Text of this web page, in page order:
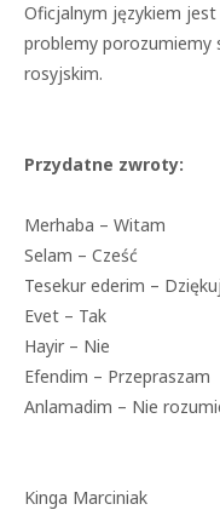
Oficjalnym językiem
problemy porozumiemy
rosyjskim.
Przydatne zwroty:
Merhaba – Witam
Selam – Cześć
Tesekur ederim –
Evet – Tak
Hayir – Nie
Efendim – Przepraszam
Anlamadim – Nie
Kinga Marciniak